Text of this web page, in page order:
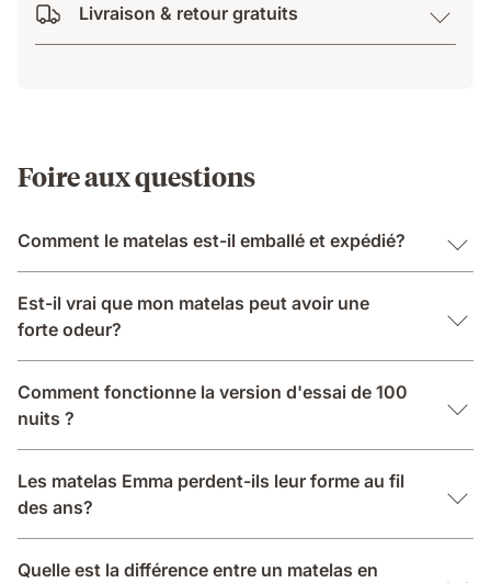
Livraison & retour gratuits
Foire aux questions
Comment le matelas est-il emballé et expédié?
Est-il vrai que mon matelas peut avoir une
forte odeur?
Comment fonctionne la version d'essai de 100
nuits ?
Les matelas Emma perdent-ils leur forme au fil
des ans?
Quelle est la différence entre un matelas en